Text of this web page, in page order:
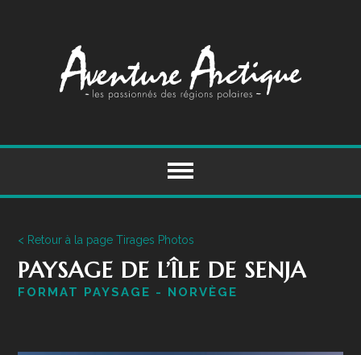
content
< Retour à la page Tirages Photos
PAYSAGE DE L’ÎLE DE SENJA
FORMAT PAYSAGE - NORVÈGE